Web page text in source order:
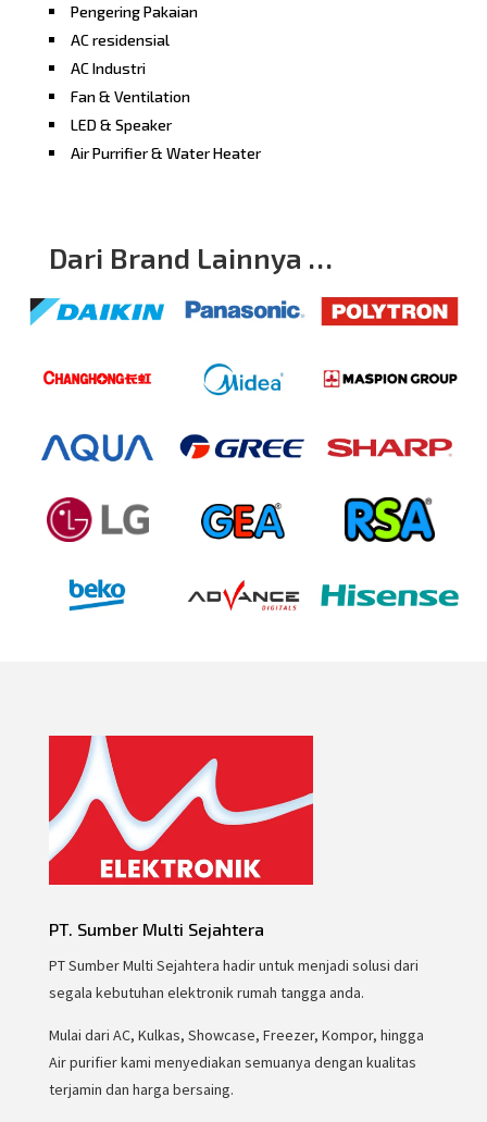
Pengering Pakaian
AC residensial
AC Industri
Fan & Ventilation
LED & Speaker
Air Purrifier & Water Heater
Dari Brand Lainnya …
PT. Sumber Multi Sejahtera
PT Sumber Multi Sejahtera hadir untuk menjadi solusi dari
segala kebutuhan elektronik rumah tangga anda.
Mulai dari AC, Kulkas, Showcase, Freezer, Kompor, hingga
Air purifier kami menyediakan semuanya dengan kualitas
terjamin dan harga bersaing.